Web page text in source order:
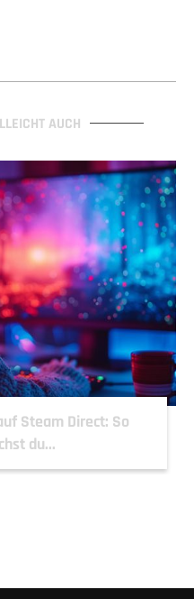
AUCH
Steam Direct: So
du...